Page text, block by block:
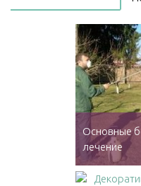
Основные
лечение